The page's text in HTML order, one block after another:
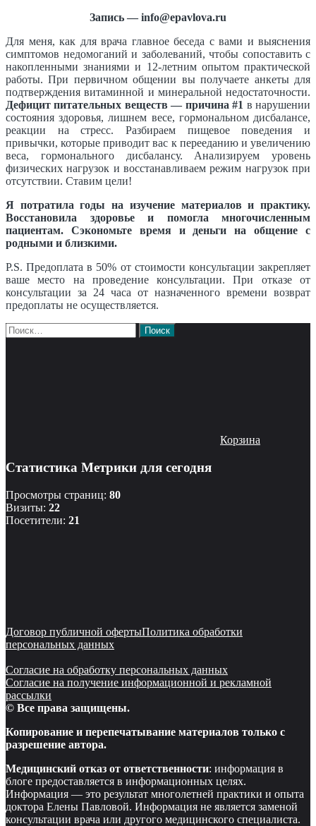
Запись — info@epavlova.ru
Для меня, как для врача главное беседа с вами и выяснения
симптомов недомоганий и заболеваний, чтобы сопоставить с
накопленными знаниями и 12-летним опытом практической
работы. При первичном общении вы получаете анкеты для
подтверждения витаминной и минеральной недостаточности.
Дефицит питательных веществ — причина #1 в нарушении
состояния здоровья, лишнем весе, гормональном дисбалансе,
реакции на стресс. Разбираем пищевое поведения и
привычки, которые приводит вас к перееданию и увеличению
веса, гормонального дисбалансу. Анализируем уровень
физических нагрузок и восстанавливаем режим нагрузок при
отсутствии. Ставим цели!
Я потратила годы на изучение материалов и практику.
Восстановила здоровье и помогла многочисленным
пациентам. Сэкономьте время и деньги на общение с
родными и близкими.
P.S. Предоплата в 50% от стоимости консультации закрепляет
ваше место на проведение консультации. При отказе от
консультации за 24 часа от назначенного времени возврат
предоплаты не осуществляется.
Найти:
Корзина
Статистика Метрики для сегодня
Просмотры страниц: 80
Визиты: 22
Посетители: 21
Договор публичной офертыПолитика обработки
персональных данных
Согласие на обработку персональных данных
Согласие на получение информационной и рекламной
рассылки
© Все права защищены.
Копирование и перепечатывание материалов только с
разрешение автора.
Медицинский отказ от ответственности: информация в
блоге предоставляется в информационных целях.
Информация — это результат многолетней практики и опыта
доктора Елены Павловой. Информация не является заменой
консультации врача или другого медицинского специалиста.